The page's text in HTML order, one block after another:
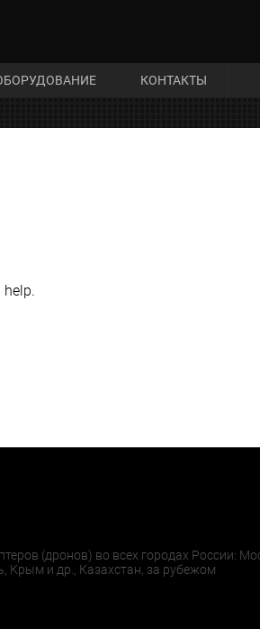
КОНТАКТЫ
help.
(дронов) во всех городах России:
Крым и др., Казахстан, за рубежом